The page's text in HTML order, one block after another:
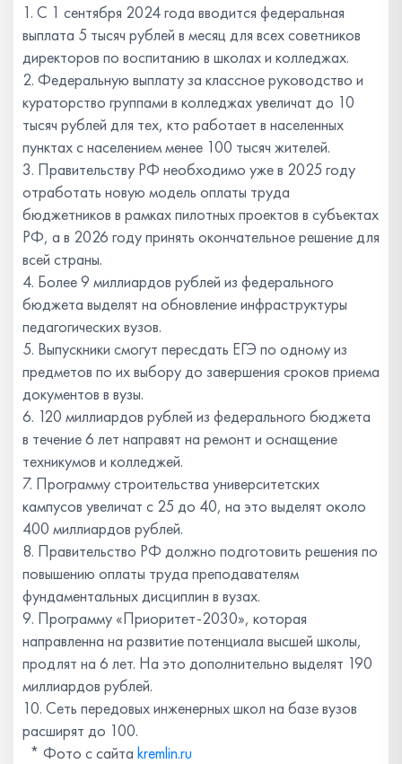
1. С 1 сентября 2024 года вводится федеральная
выплата 5 тысяч рублей в месяц для всех советников
директоров по воспитанию в школах и колледжах.
2. Федеральную выплату за классное руководство и
кураторство группами в колледжах увеличат до 10
тысяч рублей для тех, кто работает в населенных
пунктах с населением менее 100 тысяч жителей.
3. Правительству РФ необходимо уже в 2025 году
отработать новую модель оплаты труда
бюджетников в рамках пилотных проектов в субъектах
РФ, а в 2026 году принять окончательное решение для
всей страны.
4. Более 9 миллиардов рублей из федерального
бюджета выделят на обновление инфраструктуры
педагогических вузов.
5. Выпускники смогут пересдать ЕГЭ по одному из
предметов по их выбору до завершения сроков приема
документов в вузы.
6. 120 миллиардов рублей из федерального бюджета
в течение 6 лет направят на ремонт и оснащение
техникумов и колледжей.
7. Программу строительства университетских
кампусов увеличат с 25 до 40, на это выделят около
400 миллиардов рублей.
8. Правительство РФ должно подготовить решения по
повышению оплаты труда преподавателям
фундаментальных дисциплин в вузах.
9. Программу «Приоритет-2030», которая
направленна на развитие потенциала высшей школы,
продлят на 6 лет. На это дополнительно выделят 190
миллиардов рублей.
10. Сеть передовых инженерных школ на базе вузов
расширят до 100.
* Фото с сайта kremlin.ru